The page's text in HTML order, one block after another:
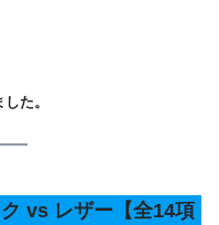
た。
vs レザー【全14項